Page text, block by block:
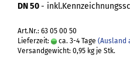
DN 50-
Art.Nr.: 63 05 00 50
Lieferzeit:
ca. 3-4 Tage (Ausland
Versandgewicht: 0,95 kg je Stk.